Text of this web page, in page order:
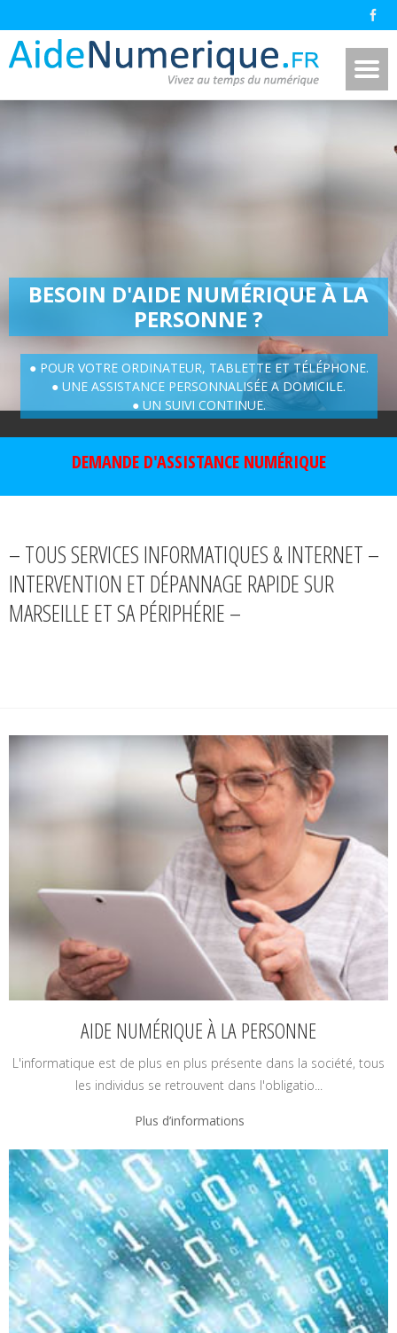
BESOIN D'AIDE NUMÉRIQUE À LA
PERSONNE ?
● POUR VOTRE ORDINATEUR, TABLETTE ET TÉLÉPHONE.
● UNE ASSISTANCE PERSONNALISÉE A DOMICILE.
● UN SUIVI CONTINUE.
DEMANDE D'ASSISTANCE NUMÉRIQUE
– TOUS SERVICES INFORMATIQUES & INTERNET –
INTERVENTION ET DÉPANNAGE RAPIDE SUR
MARSEILLE ET SA PÉRIPHÉRIE –
AIDE NUMÉRIQUE À LA PERSONNE
L'informatique est de plus en plus présente dans la société, tous
les individus se retrouvent dans l'obligatio...
Plus d’informations